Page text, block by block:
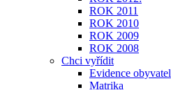
ROK 2011
ROK 2010
ROK 2009
ROK 2008
Chci vyřídit
Evidence obyvatel
Matrika